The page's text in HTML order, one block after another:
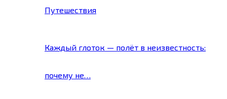
Путешествия
Каждый глоток — полёт в неизвестность:
почему не…